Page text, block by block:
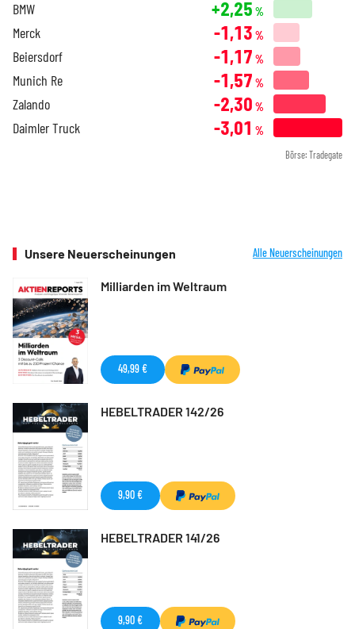
BMW +2,25 %
Merck -1,13 %
Beiersdorf -1,17 %
Munich Re -1,57 %
Zalando -2,30 %
Daimler Truck -3,01 %
Börse: Tradegate
Unsere Neuerscheinungen Alle Neuerscheinungen
Milliarden im Weltraum
49,99 €
HEBELTRADER 142/26
9,90 €
HEBELTRADER 141/26
9,90 €